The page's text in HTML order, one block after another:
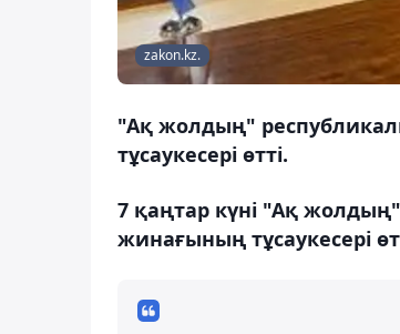
zakon.kz.
"Ақ жолдың"
тұсаукесері өтті.
7 қаңтар күні "Ақ
жинағының тұсаукесері